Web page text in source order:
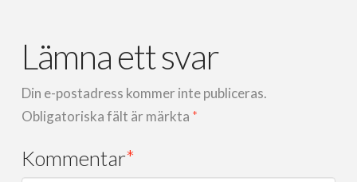
Lämna ett svar
Din e-postadress kommer inte publiceras.
Obligatoriska fält är märkta *
Kommentar*